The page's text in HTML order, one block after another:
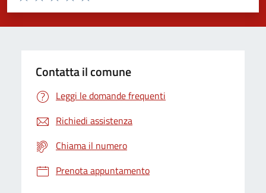
Valuta 5 stelle su 5
Valuta 4 stelle su 5
Valuta 3 stelle su 5
Valuta 2 stelle su 5
Valuta 1 stelle su 5
Contatta il comune
Leggi le domande frequenti
Richiedi assistenza
Chiama il numero
Prenota appuntamento